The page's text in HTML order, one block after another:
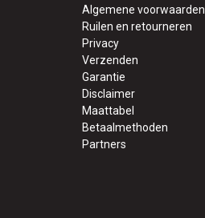
Algemene voorwaarden
Ruilen en retourneren
Privacy
Verzenden
Garantie
Disclaimer
Maattabel
Betaalmethoden
Partners